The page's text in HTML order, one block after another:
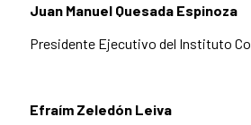
Juan Manuel Quesada Espinoza
Presidente Ejecutivo del Instituto
Efraím Zeledón Leiva